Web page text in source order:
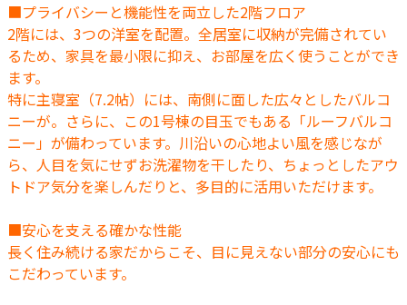
■プライバシーと機能性を両立した2階フロア
2階には、3つの洋室を配置。全居室に収納が完備されてい
るため、家具を最小限に抑え、お部屋を広く使うことができ
ます。
特に主寝室（7.2帖）には、南側に面した広々としたバルコ
ニーが。さらに、この1号棟の目玉でもある「ルーフバルコ
ニー」が備わっています。川沿いの心地よい風を感じなが
ら、人目を気にせずお洗濯物を干したり、ちょっとしたアウ
トドア気分を楽しんだりと、多目的に活用いただけます。
■安心を支える確かな性能
長く住み続ける家だからこそ、目に見えない部分の安心にも
こだわっています。